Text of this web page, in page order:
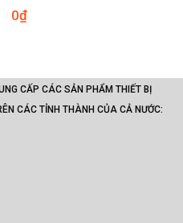
0₫
CẤP CÁC SẢN PHẨM THIẾT BỊ
CÁC TỈNH THÀNH CỦA CẢ NƯỚC: